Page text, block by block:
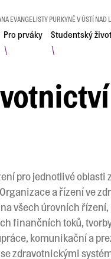
EVANGELISTY PURKYNĚ V ÚSTÍ NAD
Pro prváky
\
Studentský život
\
pro jednotlivé oblasti
a řízení ve
všech úrovních
finančních toků,
komunikační a
zdravotnickými